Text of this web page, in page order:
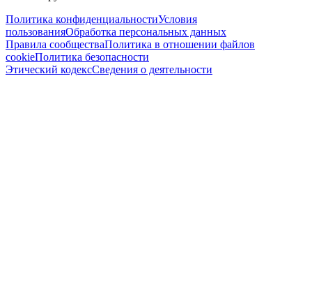
Политика конфиденциальностиУсловия
пользованияОбработка персональных данных
Правила сообществаПолитика в отношении файлов
cookieПолитика безопасности
Этический кодексСведения о деятельности